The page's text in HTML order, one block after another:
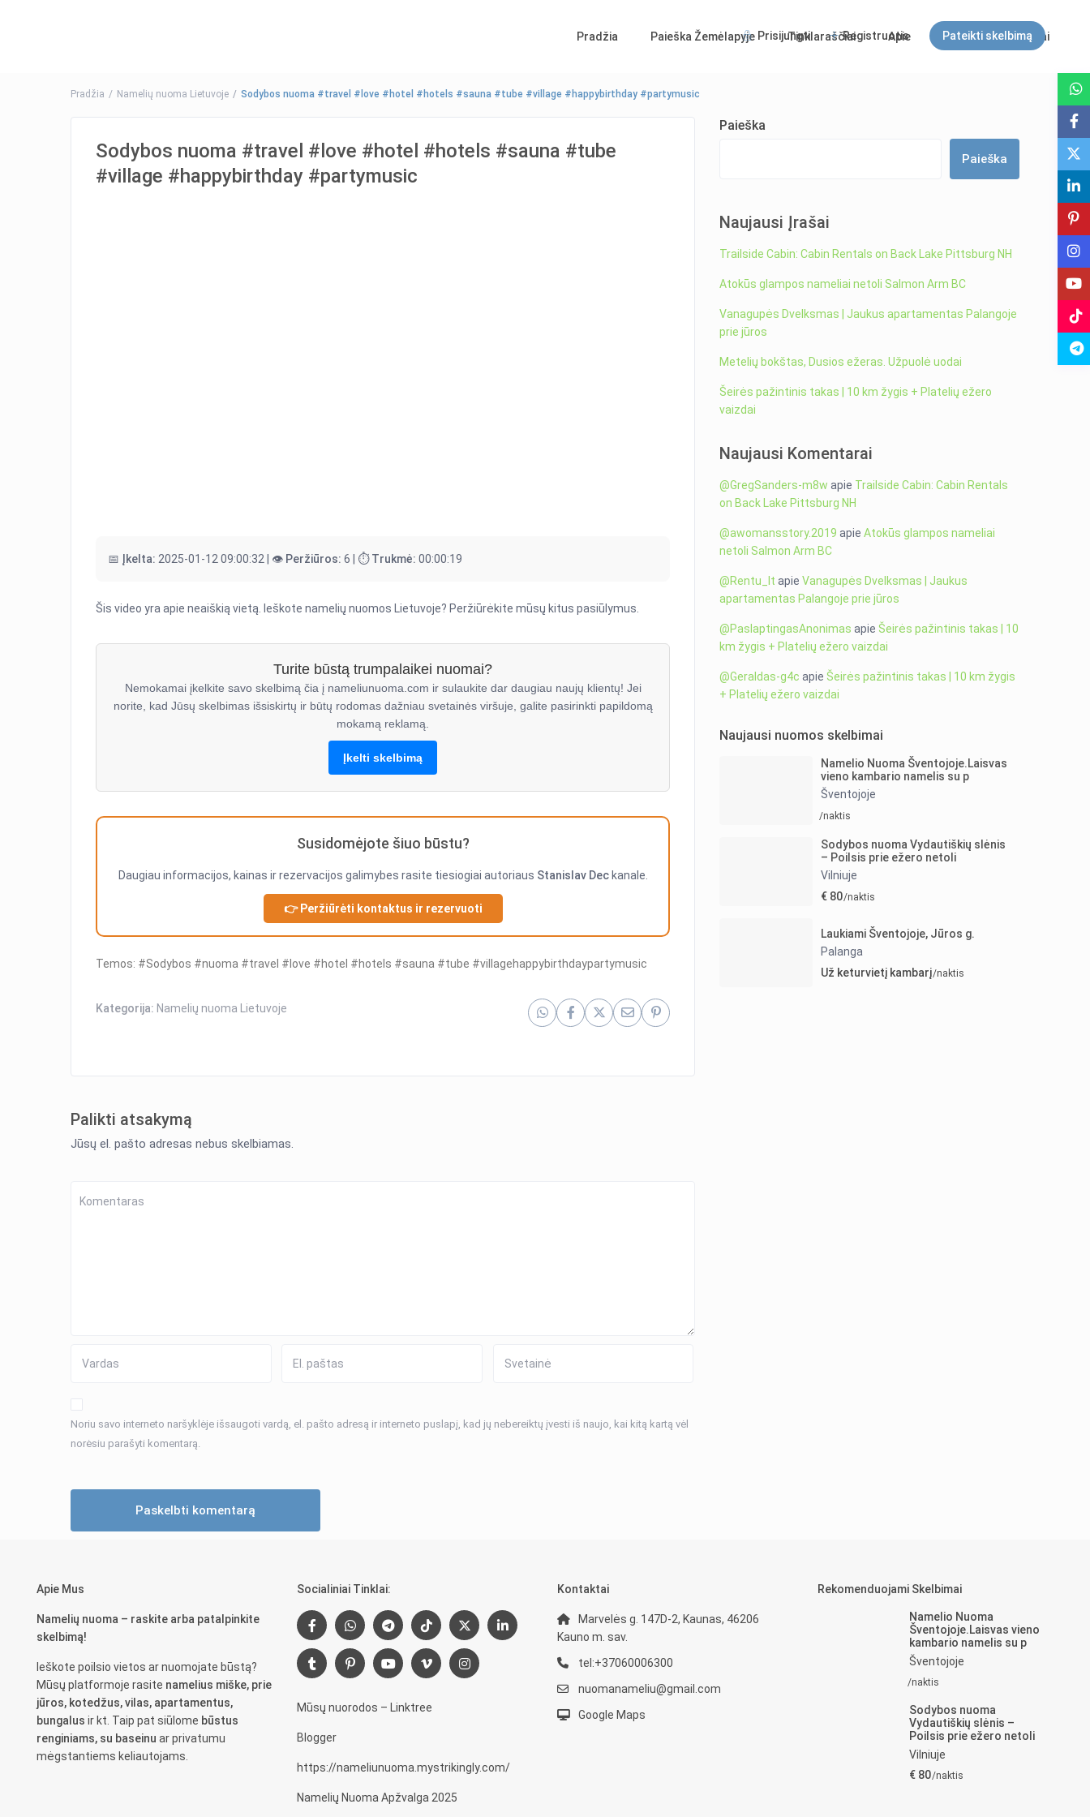
Pradžia Paieška Žemėlapyje Tinklaraščiai Apie DUK Kontaktai
Prisijungti Registruotis Pateikti skelbimą
Svečiai
Pradžia Namelių nuoma Lietuvoje Sodybos nuoma #travel #love #hotel #hotels #sauna #tube #village #happybirthday #partymusic
Sodybos nuoma #travel #love #hotel #hotels #sauna #tube
#village #happybirthday #partymusic
📅 Įkelta: 2025-01-12 09:00:32 | 👁️ Peržiūros: 6 | ⏱️ Trukmė: 00:00:19
Šis video yra apie neaiškią vietą. Ieškote namelių nuomos Lietuvoje? Peržiūrėkite mūsų kitus pasiūlymus.
Turite būstą trumpalaikei nuomai?
Nemokamai įkelkite savo skelbimą čia į nameliunuoma.com ir sulaukite dar daugiau naujų klientų! Jei
norite, kad Jūsų skelbimas išsiskirtų ir būtų rodomas dažniau svetainės viršuje, galite pasirinkti papildomą
mokamą reklamą.
Įkelti skelbimą
Susidomėjote šiuo būstu?
Daugiau informacijos, kainas ir rezervacijos galimybes rasite tiesiogiai autoriaus Stanislav Deckanale.
👉 Peržiūrėti kontaktus ir rezervuoti
Temos: #Sodybos #nuoma #travel #love #hotel #hotels #sauna #tube #villagehappybirthdaypartymusic
Kategorija: Namelių nuoma Lietuvoje
Palikti atsakymą
Jūsų el. pašto adresas nebus skelbiamas.
Noriu savo interneto naršyklėje išsaugoti vardą, el. pašto adresą ir interneto puslapį, kad jų nebereiktų įvesti iš naujo, kai kitą kartą vėl
norėsiu parašyti komentarą.
Paieška
Paieška
Naujausi Įrašai
Trailside Cabin: Cabin Rentals on Back Lake Pittsburg NH
Atokūs glampos nameliai netoli Salmon Arm BC
Vanagupės Dvelksmas | Jaukus apartamentas Palangoje
prie jūros
Metelių bokštas, Dusios ežeras. Užpuolė uodai
Šeirės pažintinis takas | 10 km žygis + Platelių ežero
vaizdai
Naujausi Komentarai
@GregSanders-m8w apie Trailside Cabin: Cabin Rentals
on Back Lake Pittsburg NH
@awomansstory.2019 apie Atokūs glampos nameliai
netoli Salmon Arm BC
@Rentu_lt apie Vanagupės Dvelksmas | Jaukus
apartamentas Palangoje prie jūros
@PaslaptingasAnonimas apie Šeirės pažintinis takas | 10
km žygis + Platelių ežero vaizdai
@Geraldas-g4c apie Šeirės pažintinis takas | 10 km žygis
+ Platelių ežero vaizdai
Naujausi nuomos skelbimai
Namelio Nuoma Šventojoje.Laisvas
vieno kambario namelis su p
Šventojoje
/naktis
Sodybos nuoma Vydautiškių slėnis
– Poilsis prie ežero netoli
Vilniuje
€ 80/naktis
Laukiami Šventojoje, Jūros g.
Palanga
Už keturvietį kambarį/naktis
Apie Mus
Namelių nuoma – raskite arba patalpinkite
skelbimą!
Ieškote poilsio vietos ar nuomojate būstą?
Mūsų platformoje rasite namelius miške, prie
jūros, kotedžus, vilas, apartamentus,
bungalus ir kt. Taip pat siūlome būstus
renginiams, su baseinu ar privatumu
mėgstantiems keliautojams.
Socialiniai Tinklai:
Mūsų nuorodos – Linktree
Blogger
https://nameliunuoma.mystrikingly.com/
Namelių Nuoma Apžvalga 2025
Kontaktai
Marvelės g. 147D-2, Kaunas, 46206
Kauno m. sav.
tel:+37060006300
nuomanameliu@gmail.com
Google Maps
Rekomenduojami Skelbimai
Namelio Nuoma
Šventojoje.Laisvas vieno
kambario namelis su p
Šventojoje
/naktis
Sodybos nuoma
Vydautiškių slėnis –
Poilsis prie ežero netoli
Vilniuje
€ 80/naktis